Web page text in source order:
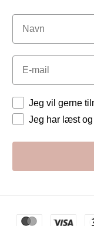
Navn
Email
Tilladelser
Jeg vil gerne
Jeg har læst